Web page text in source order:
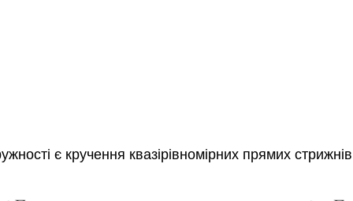
є кручення квазірівномірних прямих